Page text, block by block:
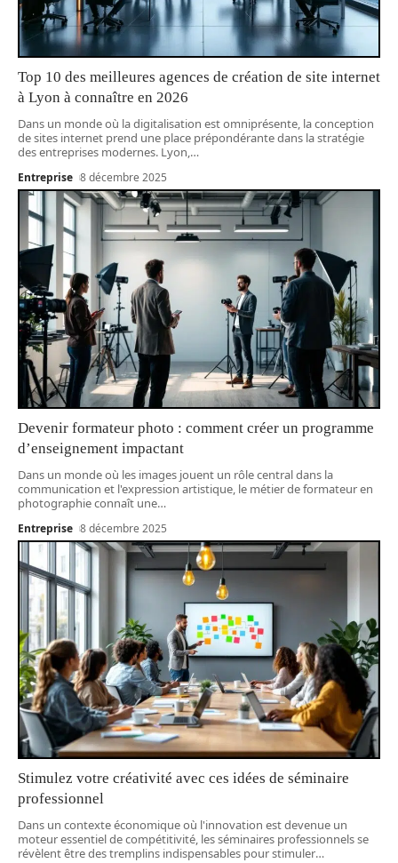
Top 10 des meilleures agences de création de site internet
à Lyon à connaître en 2026
Dans un monde où la digitalisation est omniprésente, la conception
de sites internet prend une place prépondérante dans la stratégie
des entreprises modernes. Lyon,…
Entreprise 8 décembre 2025
Devenir formateur photo : comment créer un programme
d’enseignement impactant
Dans un monde où les images jouent un rôle central dans la
communication et l'expression artistique, le métier de formateur en
photographie connaît une…
Entreprise 8 décembre 2025
Stimulez votre créativité avec ces idées de séminaire
professionnel
Dans un contexte économique où l'innovation est devenue un
moteur essentiel de compétitivité, les séminaires professionnels se
révèlent être des tremplins indispensables pour stimuler…